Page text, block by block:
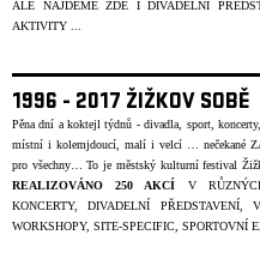
ALE NAJDEME ZDE I DIVADELNÍ
AKTIVITY ...
1996 - 2017 ŽIŽKOV SOBĚ
Pěna dní a koktejl týdnů - divadla, sport,
místní i kolemjdoucí, malí i velcí … nečekané
pro všechny… To je městský kulturní festival
REALIZOVÁNO 250 AKCÍ V RŮ
KONCERTY, DIVADELNÍ PŘEDSTAVENÍ,
WORKSHOPY, SITE-SPECIFIC, SPORTOVNÍ